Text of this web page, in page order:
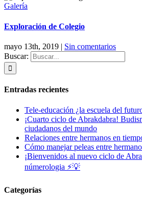
Galería
Exploración de Colegio
mayo 13th, 2019 | Sin comentarios
Buscar:
Entradas recientes
Tele-educación ¿la escuela del
¡Cuarto ciclo de Abrakdabra!
ciudadanos del mundo
Relaciones entre hermanos en
Cómo manejar peleas entre
¡Bienvenidos al nuevo ciclo de
númerologia ⚡💡
Categorías